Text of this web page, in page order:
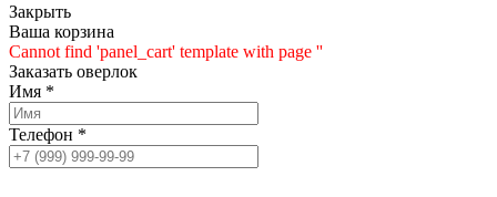
Закрыть
Ваша корзина
Cannot find 'panel_cart' template with page ''
Заказать оверлок
Имя *
Телефон *